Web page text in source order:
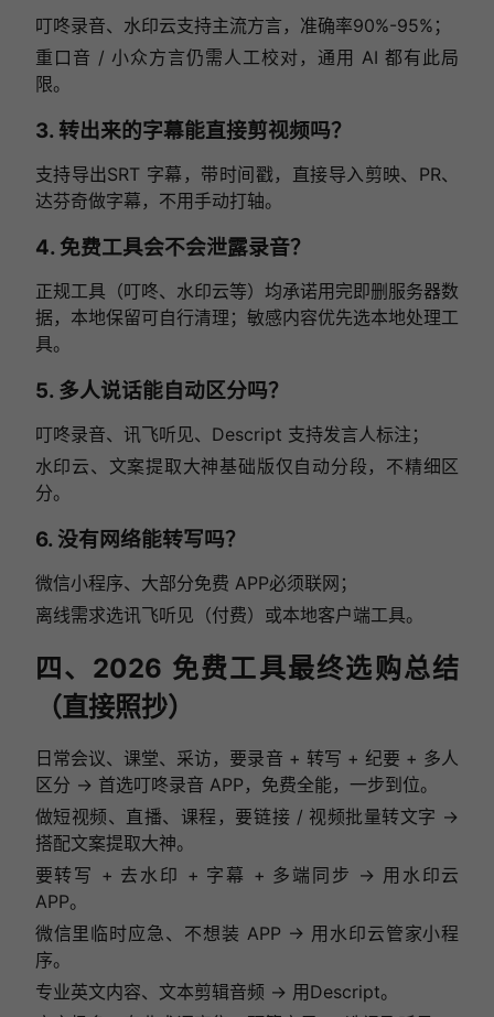
叮咚录音、水印云支持主流方言，准确率90%-95%；
重口音 / 小众方言仍需人工校对，通用 AI 都有此局
限。
3. 转出来的字幕能直接剪视频吗？
支持导出SRT 字幕，带时间戳，直接导入剪映、PR、
达芬奇做字幕，不用手动打轴。
4. 免费工具会不会泄露录音？
正规工具（叮咚、水印云等）均承诺用完即删服务器数
据，本地保留可自行清理；敏感内容优先选本地处理工
具。
5. 多人说话能自动区分吗？
叮咚录音、讯飞听见、Descript 支持发言人标注；
水印云、文案提取大神基础版仅自动分段，不精细区
分。
6. 没有网络能转写吗？
微信小程序、大部分免费 APP必须联网；
离线需求选讯飞听见（付费）或本地客户端工具。
四、2026 免费工具最终选购总结
（直接照抄）
日常会议、课堂、采访，要录音 + 转写 + 纪要 + 多人
区分 → 首选叮咚录音 APP，免费全能，一步到位。
做短视频、直播、课程，要链接 / 视频批量转文字 →
搭配文案提取大神。
要转写 + 去水印 + 字幕 + 多端同步 → 用水印云
APP。
微信里临时应急、不想装 APP → 用水印云管家小程
序。
专业英文内容、文本剪辑音频 → 用Descript。